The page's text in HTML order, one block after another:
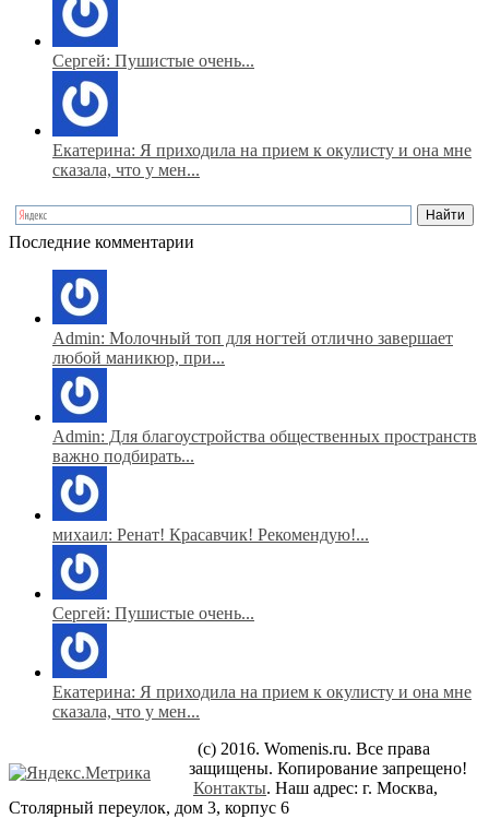
Сергей: Пушистые очень...
Екатерина: Я приходила на прием к окулисту и она мне
сказала, что у мен...
Последние комментарии
Admin: Молочный топ для ногтей отлично завершает
любой маникюр, при...
Admin: Для благоустройства общественных пространств
важно подбирать...
михаил: Ренат! Красавчик! Рекомендую!...
Сергей: Пушистые очень...
Екатерина: Я приходила на прием к окулисту и она мне
сказала, что у мен...
(c) 2016. Womenis.ru. Все права
защищены. Копирование запрещено!
Контакты. Наш адрес: г. Москва,
Столярный переулок, дом 3, корпус 6